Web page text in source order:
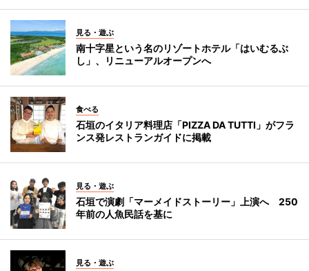
見る・遊ぶ
南十字星という名のリゾートホテル「はいむるぶ
し」、リニューアルオープンへ
食べる
石垣のイタリア料理店「PIZZA DA TUTTI」がフラ
ンス発レストランガイドに掲載
見る・遊ぶ
石垣で演劇「マーメイドストーリー」上演へ 250
年前の人魚民話を基に
見る・遊ぶ